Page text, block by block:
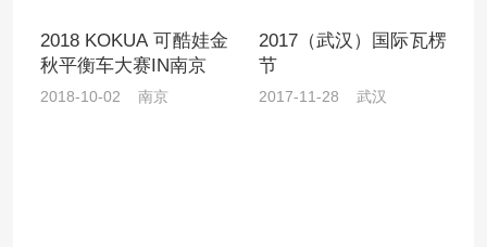
2018 KOKUA 可酷娃金
秋平衡车大赛IN南京
2018-10-02 南京
2017（武汉）国际瓦楞
节
2017-11-28 武汉